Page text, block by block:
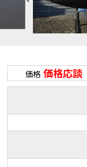
価格 価格応談